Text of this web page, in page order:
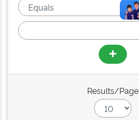
Results/Page